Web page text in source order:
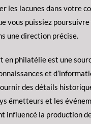
les lacunes dans votre
vous puissiez poursuivre
une direction précise.
en philatélie est une
et
des détails
émetteurs et les
influencé la production